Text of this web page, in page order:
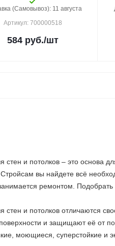
(Самовывоз): 11 августа
Артикул: 700000518
584 руб./шт
стен и потолков – это основа
вы найдете всё
ремонтом. Подобрать
стен и потолков отличаются
и защищают её от
моющиеся, суперстойкие и